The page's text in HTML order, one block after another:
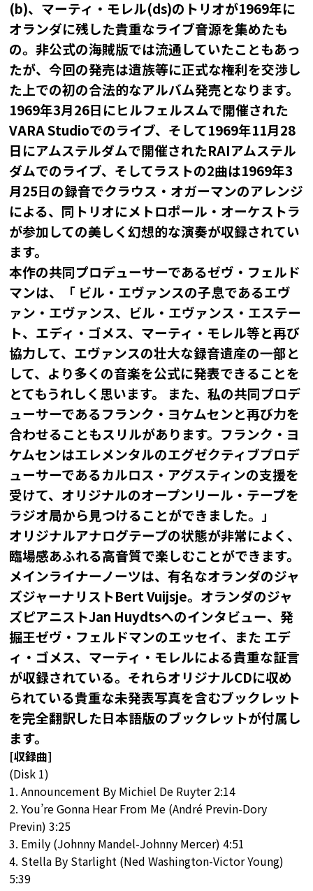
(b)、マーティ・モレル(ds)のトリオが1969年に
オランダに残した貴重なライブ音源を集めたも
の。非公式の海賊版では流通していたこともあっ
たが、今回の発売は遺族等に正式な権利を交渉し
た上での初の合法的なアルバム発売となります。
1969年3月26日にヒルフェルスムで開催された
VARA Studioでのライブ、そして1969年11月28
日にアムステルダムで開催されたRAIアムステル
ダムでのライブ、そしてラストの2曲は1969年3
月25日の録音でクラウス・オガーマンのアレンジ
による、同トリオにメトロポール・オーケストラ
が参加しての美しく幻想的な演奏が収録されてい
ます。
本作の共同プロデューサーであるゼヴ・フェルド
マンは、「 ビル・エヴァンスの子息であるエヴ
ァン・エヴァンス、ビル・エヴァンス・エステー
ト、エディ・ゴメス、マーティ・モレル等と再び
協力して、エヴァンスの壮大な録音遺産の一部と
して、より多くの音楽を公式に発表できることを
とてもうれしく思います。 また、私の共同プロデ
ューサーであるフランク・ヨケムセンと再び力を
合わせることもスリルがあります。フランク・ヨ
ケムセンはエレメンタルのエグゼクティブプロデ
ューサーであるカルロス・アグスティンの支援を
受けて、オリジナルのオープンリール・テープを
ラジオ局から見つけることができました。」
オリジナルアナログテープの状態が非常によく、
臨場感あふれる高音質で楽しむことができます。
メインライナーノーツは、有名なオランダのジャ
ズジャーナリストBert Vuijsje。オランダのジャ
ズピアニストJan Huydtsへのインタビュー、発
掘王ゼヴ・フェルドマンのエッセイ、また エデ
ィ・ゴメス、マーティ・モレルによる貴重な証言
が収録されている。それらオリジナルCDに収め
られている貴重な未発表写真を含むブックレット
を完全翻訳した日本語版のブックレットが付属し
ます。
[収録曲]
(Disk 1)
1. Announcement By Michiel De Ruyter 2:14
2. You’re Gonna Hear From Me (André Previn-Dory
Previn) 3:25
3. Emily (Johnny Mandel-Johnny Mercer) 4:51
4. Stella By Starlight (Ned Washington-Victor Young)
5:39